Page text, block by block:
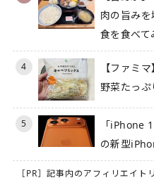
肉の旨み
食を食べて
4
【ファミ
野菜たっ
5
「iPhone
の新型
［PR］記事内のアフィリエイ